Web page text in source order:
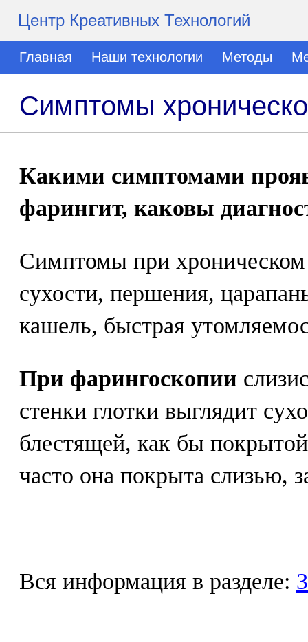
Центр Креативных Технологий
Главная Наши технологии Методы
Симптомы
Какими симптомами
фарингит, каковы
Симптомы при
сухости, першения,
кашель, быстрая
При фарингоскопии
стенки глотки выглядит
блестящей, как бы
часто она покрыта слизью,
Вся информация в разделе: